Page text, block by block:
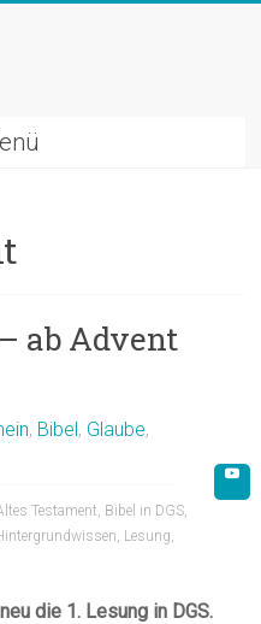
ab Advent
, Bibel, Glaube,
Testament Bibel in DGS
Lesung
die 1. Lesung in DGS.